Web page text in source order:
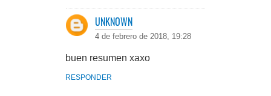
UNKNOWN
4 de febrero de 2018, 19:28
buen resumen xaxo
RESPONDER